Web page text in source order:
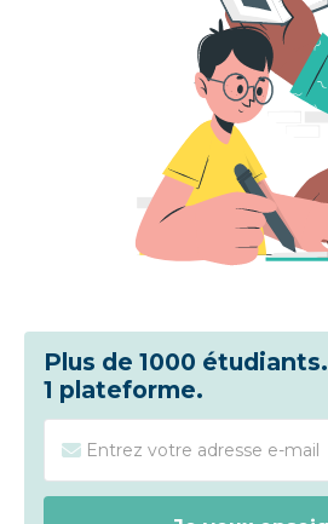
Plus de 1000 étudiants.
1 plateforme.